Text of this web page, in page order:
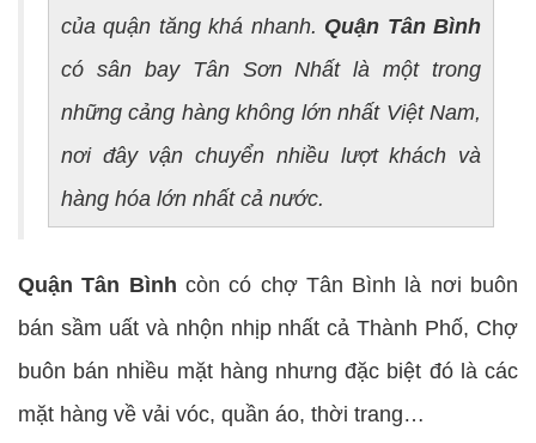
của quận tăng khá nhanh. Quận Tân Bình
có sân bay Tân Sơn Nhất là một trong
những cảng hàng không lớn nhất Việt Nam,
nơi đây vận chuyển nhiều lượt khách và
hàng hóa lớn nhất cả nước.
Quận Tân Bình còn có chợ Tân Bình là nơi buôn
bán sầm uất và nhộn nhịp nhất cả Thành Phố, Chợ
buôn bán nhiều mặt hàng nhưng đặc biệt đó là các
mặt hàng về vải vóc, quần áo, thời trang…